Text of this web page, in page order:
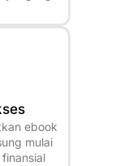
ebook
mulai